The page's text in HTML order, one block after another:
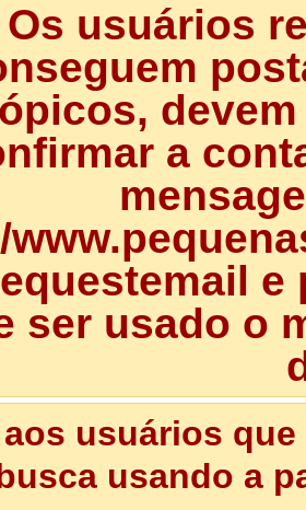
Os usuários
a
ser usado o
usuários
usando a